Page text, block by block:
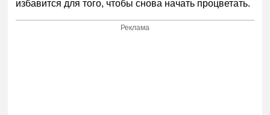
избавится для того, чтобы снова начать процветать.
Реклама